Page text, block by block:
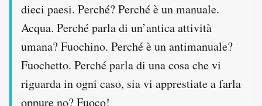
dieci paesi. Perché? Perché è un manuale.
Acqua. Perché parla di un’antica attività
umana? Fuochino. Perché è un antimanuale?
Fuochetto. Perché parla di una cosa che vi
riguarda in ogni caso, sia vi apprestiate a farla
oppure no? Fuoco!